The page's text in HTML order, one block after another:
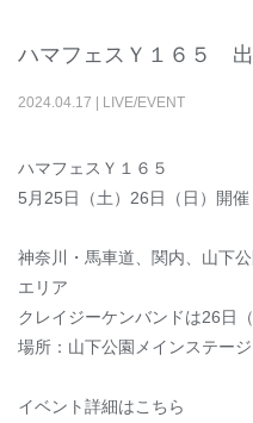
ハマフェスＹ１６５
2024.04.17 LIVE/EVENT
ハマフェスＹ１６５
5月25日（土）26日（日）開催
神奈川・馬車道、関内、山下
エリア
クレイジーケンバンドは26日
場所：山下公園メインステージ
イベント詳細はこちら